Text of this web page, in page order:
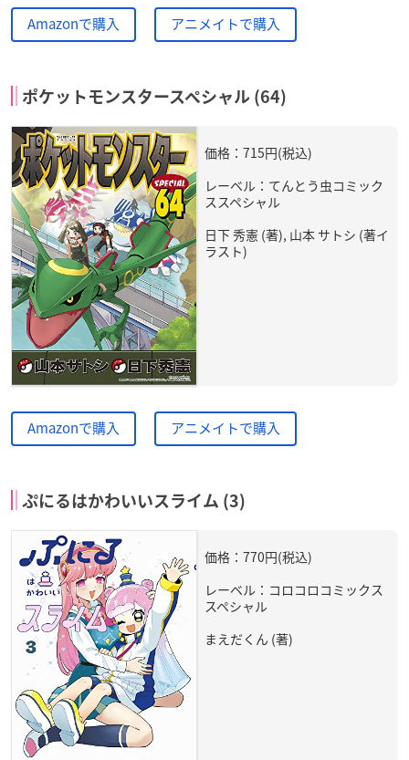
Amazonで購入 アニメイトで購入
ポケットモンスタースペシャル (64)
価格：715円(税込)
レーベル：てんとう虫コミック
ススペシャル
日下 秀憲 (著), 山本 サトシ (著イ
ラスト)
Amazonで購入 アニメイトで購入
ぷにるはかわいいスライム (3)
価格：770円(税込)
レーベル：コロコロコミックス
スペシャル
まえだくん (著)